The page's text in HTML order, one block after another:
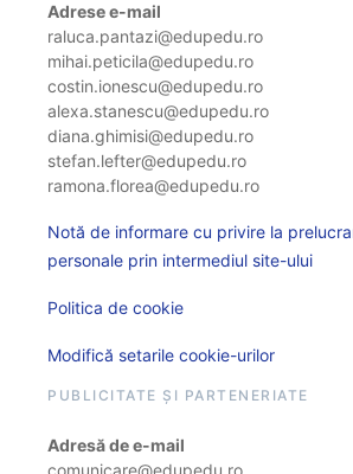
Adrese e-mail
raluca.pantazi@edupedu.ro
mihai.peticila@edupedu.ro
costin.ionescu@edupedu.ro
alexa.stanescu@edupedu.ro
diana.ghimisi@edupedu.ro
stefan.lefter@edupedu.ro
ramona.florea@edupedu.ro
Notă de informare cu privire la
personale prin intermediul site-ului
Politica de cookie
Modifică setarile cookie-urilor
PUBLICITATE ȘI PARTENERIATE
Adresă de e-mail
comunicare@edupedu.ro